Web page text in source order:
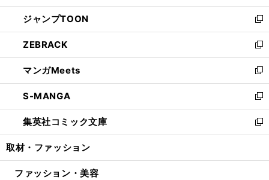
開
く
ウ
で
開
く
ン
ド
ウ
で
開
く
ウ
ィ
ン
ド
ウ
で
開
く
し
い
ウ
ィ
ン
ド
ウ
で
開
く
ジャンプTOON
新
し
い
ウ
ィ
ン
ド
ウ
で
開
ZEBRACK
新
し
い
ウ
ィ
ン
ド
ウ
開
マンガMeets
新
し
い
ウ
ィ
ン
ウ
S-MANGA
新
し
い
ウ
ン
集英社コミック文庫
新
し
ウ
取材・ファッション
ファッション・美容